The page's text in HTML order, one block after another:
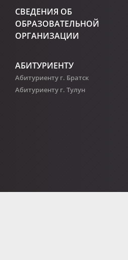
СВЕДЕНИЯ ОБ
ОБРАЗОВАТЕЛЬНОЙ
ОРГАНИЗАЦИИ
АБИТУРИЕНТУ
Абитуриенту г. Братск
Абитуриенту г. Тулун